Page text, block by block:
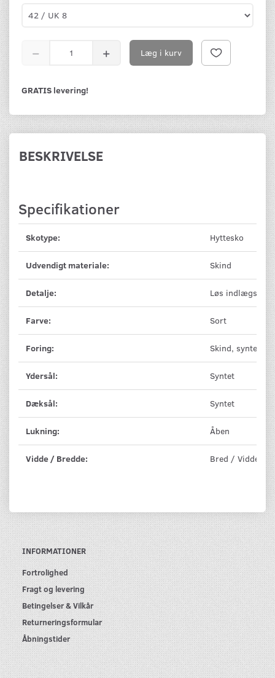
Læg i kurv
GRATIS levering!
BESKRIVELSE
Specifikationer
Skotype: Hyttesko
Udvendigt materiale: Skind
Detalje: Løs indlægssål
Farve: Sort
Foring: Skind, syntet
Ydersål: Syntet
Dæksål: Syntet
Lukning: Åben
Vidde / Bredde: Bred / Vidde 5E
INFORMATIONER
Fortrolighed
Fragt og levering
Betingelser & Vilkår
Returneringsformular
Åbningstider